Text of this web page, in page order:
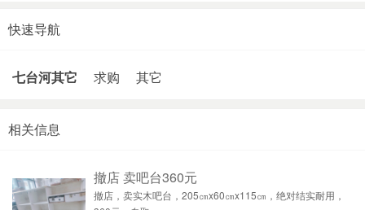
快速导航
七台河其它 求购 其它
相关信息
撤店 卖吧台360元
撤店，卖实木吧台，205㎝x60㎝x115㎝，绝对结实耐用，